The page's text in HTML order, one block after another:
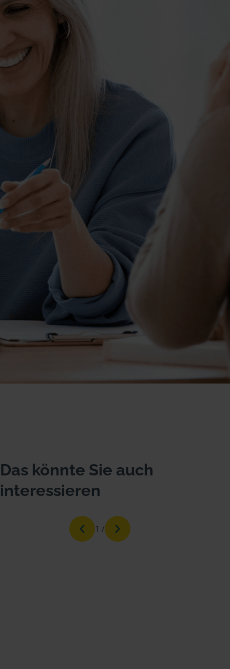
Das könnte Sie auch
interessieren
1 /